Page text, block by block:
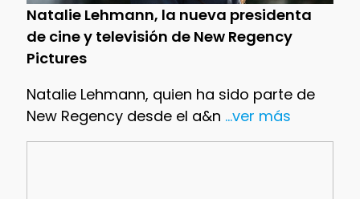
Natalie Lehmann, la nueva presidenta
de cine y televisión de New Regency
Pictures
Natalie Lehmann, quien ha sido parte de
New Regency desde el a&n ...ver más